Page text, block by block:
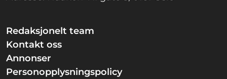
Redaksjonelt team
Kontakt oss
Annonser
Personopplysningspolicy